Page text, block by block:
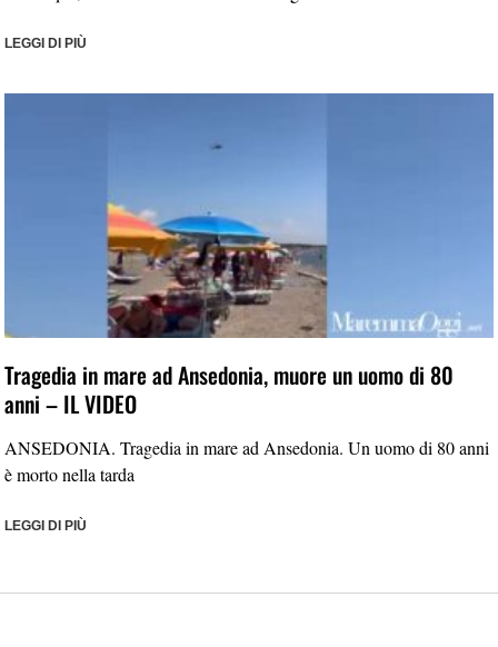
LEGGI DI PIÙ
Tragedia in mare ad Ansedonia, muore un uomo di 80
anni – IL VIDEO
ANSEDONIA. Tragedia in mare ad Ansedonia. Un uomo di 80 anni
è morto nella tarda
LEGGI DI PIÙ